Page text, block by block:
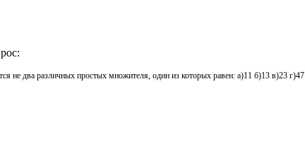
не два различных простых множителя, один из которых равен: а)11 б)13 в)23 г)47